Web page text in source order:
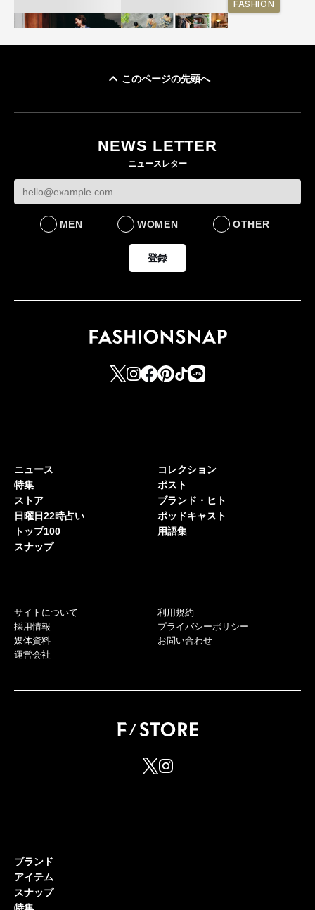
ケットなど7型を発売
をラインナップ
FASHION
このページの先頭へ
NEWS LETTER
ニュースレター
MEN WOMEN OTHER
登録
ニュース
特集
ストア
日曜日22時占い
トップ100
スナップ
コレクション
ポスト
ブランド・ヒト
ポッドキャスト
用語集
サイトについて
採用情報
媒体資料
運営会社
利用規約
プライバシーポリシー
お問い合わせ
ブランド
アイテム
スナップ